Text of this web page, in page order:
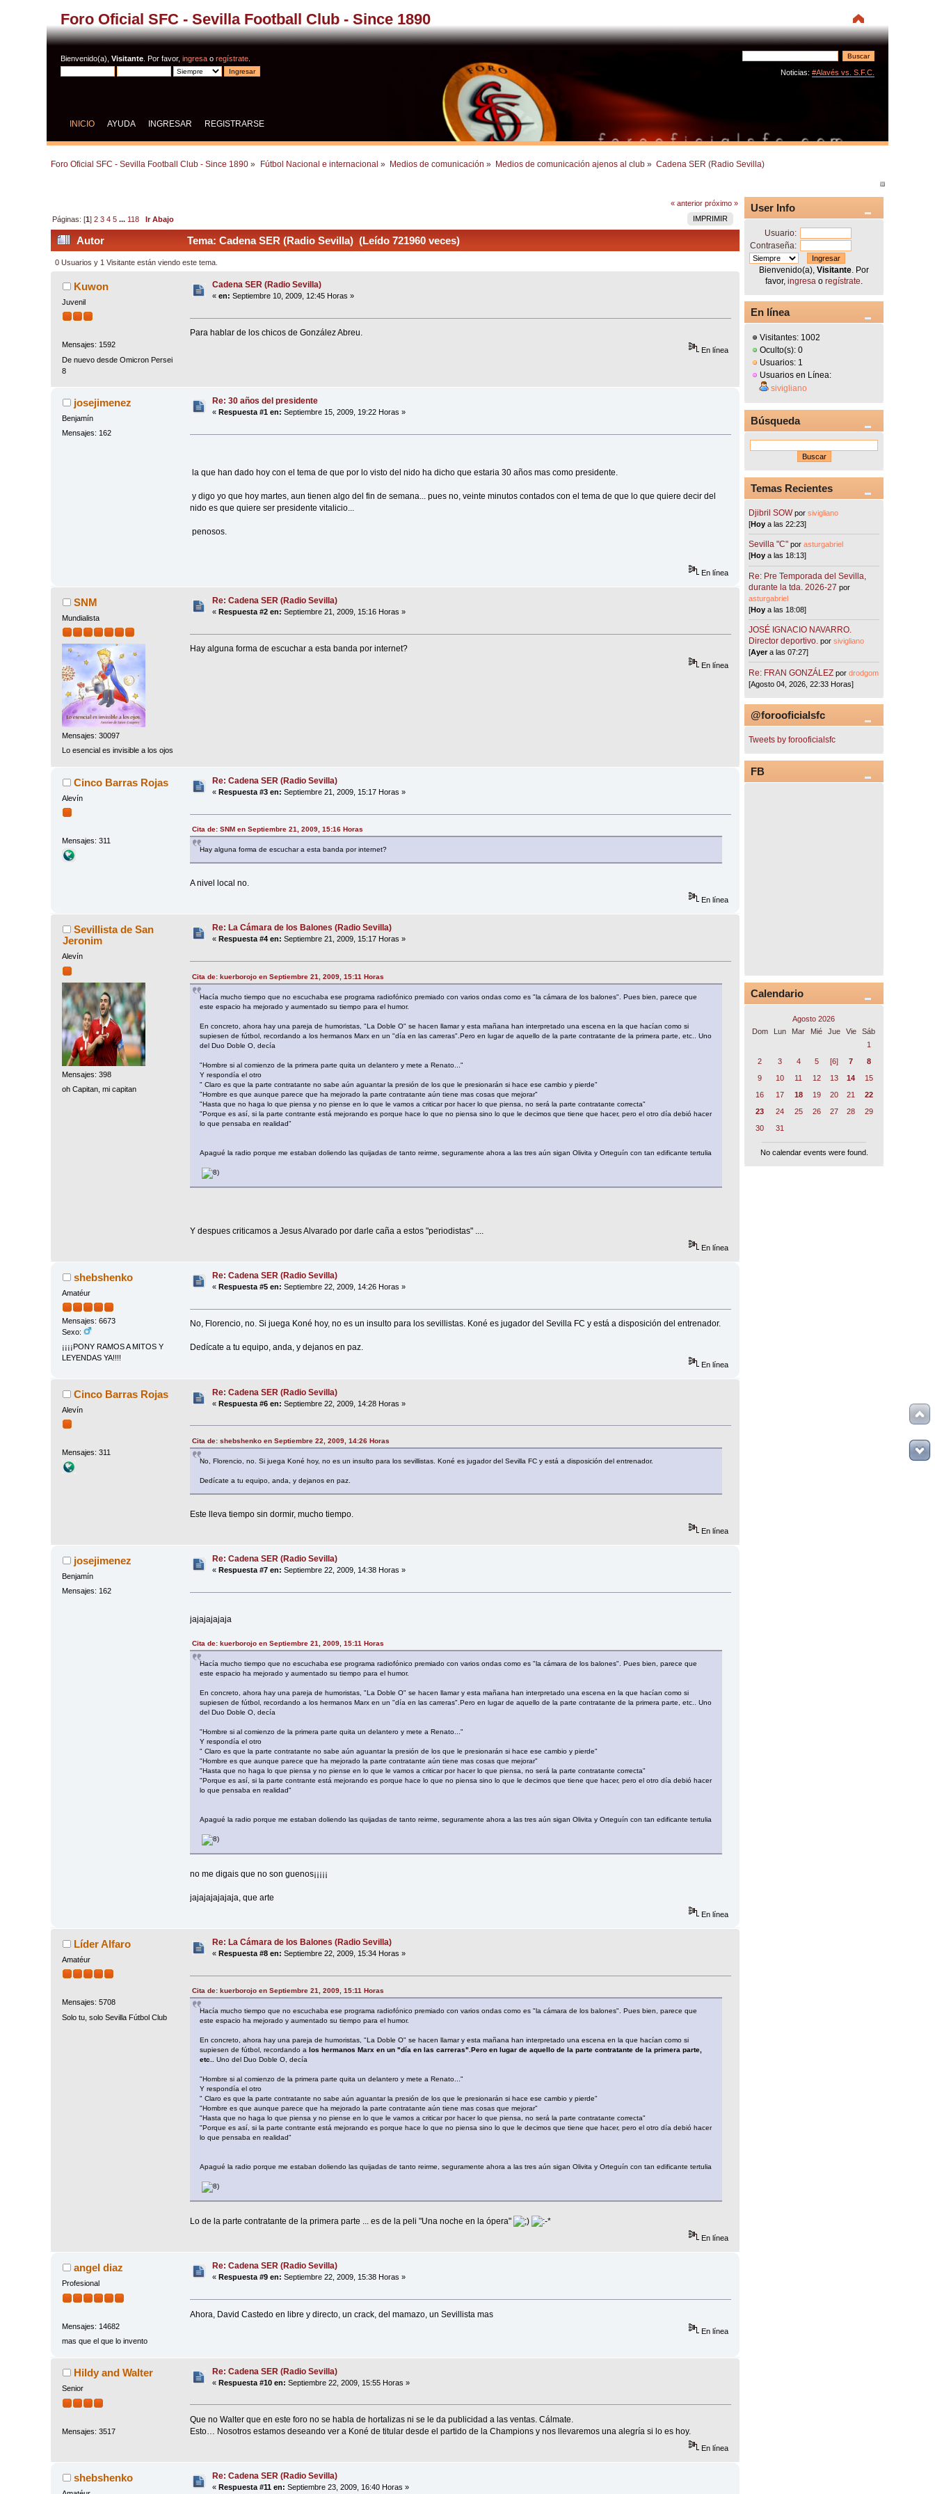
Foro Oficial SFC - Sevilla Football Club - Since 1890
Bienvenido(a),Visitante . Por favor,ingresa oregístrate
Noticias: #Alavés vs. S.F.C.
INICIO AYUDA INGRESAR REGISTRARSE
Foro Oficial SFC - Sevilla Football Club - Since 1890 » Fútbol Nacional e internacional » Medios de comunicación » Medios de comunicación ajenos al club » Cadena SER (Radio Sevilla)
« anterior próximo »
IMPRIMIR
Páginas: [1]2 3 4 5 ... 118 Ir Abajo
Autor Tema: Cadena SER (Radio Sevilla) (Leído 721960 veces)
0 Usuarios y 1 Visitante están viendo este tema.
Kuwon
Juvenil
Mensajes: 1592
De nuevo desde Omicron Persei
8
Cadena SER (Radio Sevilla)
«en: Septiembre 10, 2009, 12:45 Horas »
Para hablar de los chicos de González Abreu.
En línea
josejimenez
Benjamín
Mensajes: 162
Re: 30 años del presidente
«Respuesta #1 en: Septiembre 15, 2009, 19:22 Horas »
la que han dado hoy con el tema de que por lo visto del nido ha dicho que estaria 30 años mas como presidente.
y digo yo que hoy martes, aun tienen algo del fin de semana... pues no, veinte minutos contados con el tema de que lo que quiere decir del
nido es que quiere ser presidente vitalicio...
penosos.
En línea
SNM
Mundialista
Mensajes: 30097
Lo esencial es invisible a los ojos
Re: Cadena SER (Radio Sevilla)
«Respuesta #2 en: Septiembre 21, 2009, 15:16 Horas »
Hay alguna forma de escuchar a esta banda por internet?
En línea
Cinco Barras Rojas
Alevín
Mensajes: 311
Re: Cadena SER (Radio Sevilla)
«Respuesta #3 en: Septiembre 21, 2009, 15:17 Horas »
Cita de: SNM en Septiembre 21, 2009, 15:16 Horas
Hay alguna forma de escuchar a esta banda por internet?
A nivel local no.
En línea
Sevillista de San
Jeronim
Alevín
Mensajes: 398
oh Capitan, mi capitan
Re: La Cámara de los Balones (Radio Sevilla)
« Respuesta #4 en: Septiembre 21, 2009, 15:17 Horas »
Cita de: kuerborojo en Septiembre 21, 2009, 15:11 Horas
Hacía mucho tiempo que no escuchaba ese programa radiofónico premiado con varios ondas como es "la cámara de los balones". Pues bien, parece que
este espacio ha mejorado y aumentado su tiempo para el humor.
En concreto, ahora hay una pareja de humoristas, "La Doble O" se hacen llamar y esta mañana han interpretado una escena en la que hacían como si
supiesen de fútbol, recordando a los hermanos Marx en un "día en las carreras".Pero en lugar de aquello de la parte contratante de la primera parte, etc.. Uno
del Duo Doble O, decía
"Hombre si al comienzo de la primera parte quita un delantero y mete a Renato..."
Y respondía el otro
" Claro es que la parte contratante no sabe aún aguantar la presión de los que le presionarán si hace ese cambio y pierde"
"Hombre es que aunque parece que ha mejorado la parte contratante aún tiene mas cosas que mejorar"
"Hasta que no haga lo que piensa y no piense en lo que le vamos a criticar por hacer lo que piensa, no será la parte contratante correcta"
"Porque es así, si la parte contrante está mejorando es porque hace lo que no piensa sino lo que le decimos que tiene que hacer, pero el otro día debió hacer
lo que pensaba en realidad"
Apagué la radio porque me estaban doliendo las quijadas de tanto reirme, seguramente ahora a las tres aún sigan Olivita y Orteguín con tan edificante tertulia
Y despues criticamos a Jesus Alvarado por darle caña a estos "periodistas" ....
En línea
shebshenko
Amatéur
Mensajes: 6673
Sexo:
¡¡¡¡PONY RAMOS A MITOS Y
LEYENDAS YA!!!!
Re: Cadena SER (Radio Sevilla)
«Respuesta #5 en: Septiembre 22, 2009, 14:26 Horas »
No, Florencio, no. Si juega Koné hoy, no es un insulto para los sevillistas. Koné es jugador del Sevilla FC y está a disposición del entrenador.
Dedícate a tu equipo, anda, y dejanos en paz.
En línea
Cinco Barras Rojas
Alevín
Mensajes: 311
Re: Cadena SER (Radio Sevilla)
«Respuesta #6 en: Septiembre 22, 2009, 14:28 Horas »
Cita de: shebshenko en Septiembre 22, 2009, 14:26 Horas
No, Florencio, no. Si juega Koné hoy, no es un insulto para los sevillistas. Koné es jugador del Sevilla FC y está a disposición del entrenador.
Dedícate a tu equipo, anda, y dejanos en paz.
Este lleva tiempo sin dormir, mucho tiempo.
En línea
josejimenez
Benjamín
Mensajes: 162
Re: Cadena SER (Radio Sevilla)
«Respuesta #7 en: Septiembre 22, 2009, 14:38 Horas »
jajajajajaja
Cita de: kuerborojo en Septiembre 21, 2009, 15:11 Horas
Hacía mucho tiempo que no escuchaba ese programa radiofónico premiado con varios ondas como es "la cámara de los balones". Pues bien, parece que
este espacio ha mejorado y aumentado su tiempo para el humor.
En concreto, ahora hay una pareja de humoristas, "La Doble O" se hacen llamar y esta mañana han interpretado una escena en la que hacían como si
supiesen de fútbol, recordando a los hermanos Marx en un "día en las carreras".Pero en lugar de aquello de la parte contratante de la primera parte, etc.. Uno
del Duo Doble O, decía
"Hombre si al comienzo de la primera parte quita un delantero y mete a Renato..."
Y respondía el otro
" Claro es que la parte contratante no sabe aún aguantar la presión de los que le presionarán si hace ese cambio y pierde"
"Hombre es que aunque parece que ha mejorado la parte contratante aún tiene mas cosas que mejorar"
"Hasta que no haga lo que piensa y no piense en lo que le vamos a criticar por hacer lo que piensa, no será la parte contratante correcta"
"Porque es así, si la parte contrante está mejorando es porque hace lo que no piensa sino lo que le decimos que tiene que hacer, pero el otro día debió hacer
lo que pensaba en realidad"
Apagué la radio porque me estaban doliendo las quijadas de tanto reirme, seguramente ahora a las tres aún sigan Olivita y Orteguín con tan edificante tertulia
no me digais que no son guenos¡¡¡¡¡
jajajajajajaja, que arte
En línea
Líder Alfaro
Amatéur
Mensajes: 5708
Solo tu, solo Sevilla Fútbol Club
Re: La Cámara de los Balones (Radio Sevilla)
«Respuesta #8 en: Septiembre 22, 2009, 15:34 Horas »
Cita de: kuerborojo en Septiembre 21, 2009, 15:11 Horas
Hacía mucho tiempo que no escuchaba ese programa radiofónico premiado con varios ondas como es "la cámara de los balones". Pues bien, parece que
este espacio ha mejorado y aumentado su tiempo para el humor.
En concreto, ahora hay una pareja de humoristas, "La Doble O" se hacen llamar y esta mañana han interpretado una escena en la que hacían como si
supiesen de fútbol, recordando a los hermanos Marx en un "día en las carreras".Pero en lugar de aquello de la parte contratante de la primera parte,
etc.. Uno del Duo Doble O, decía
"Hombre si al comienzo de la primera parte quita un delantero y mete a Renato..."
Y respondía el otro
" Claro es que la parte contratante no sabe aún aguantar la presión de los que le presionarán si hace ese cambio y pierde"
"Hombre es que aunque parece que ha mejorado la parte contratante aún tiene mas cosas que mejorar"
"Hasta que no haga lo que piensa y no piense en lo que le vamos a criticar por hacer lo que piensa, no será la parte contratante correcta"
"Porque es así, si la parte contrante está mejorando es porque hace lo que no piensa sino lo que le decimos que tiene que hacer, pero el otro día debió hacer
lo que pensaba en realidad"
Apagué la radio porque me estaban doliendo las quijadas de tanto reirme, seguramente ahora a las tres aún sigan Olivita y Orteguín con tan edificante tertulia
Lo de la parte contratante de la primera parte ... es de la peli "Una noche en la ópera"
En línea
angel diaz
Profesional
Mensajes: 14682
mas que el que lo invento
Re: Cadena SER (Radio Sevilla)
« Respuesta #9 en: Septiembre 22, 2009, 15:38 Horas »
Ahora, David Castedo en libre y directo, un crack, del mamazo, un Sevillista mas
En línea
Hildy and Walter
Senior
Mensajes: 3517
Re: Cadena SER (Radio Sevilla)
«Respuesta #10 en: Septiembre 22, 2009, 15:55 Horas »
Que no Walter que en este foro no se habla de hortalizas ni se le da publicidad a las ventas. Cálmate.
Esto… Nosotros estamos deseando ver a Koné de titular desde el partido de la Champions y nos llevaremos una alegría si lo es hoy.
En línea
shebshenko Re: Cadena SER (Radio Sevilla)
«Respuesta #11 en: Septiembre 23, 2009, 16:40 Horas »
User Info
Usuario:
Contraseña:
Bienvenido(a),Visitante . Por
favor,ingresa oregístrate
En línea
Visitantes: 1002
Oculto(s): 0
Usuarios: 1
Usuarios en Línea:
sivigliano
Búsqueda
Temas Recientes
Djibril SOW porsivigliano
[Hoy a las 22:23]
Sevilla "C"porasturgabriel
[Hoy a las 18:13]
Re: Pre Temporada del Sevilla,
durante la tda. 2026-27 por
asturgabriel
[Hoy a las 18:08]
JOSÉ IGNACIO NAVARRO.
Director deportivo. porsivigliano
[Ayera las 07:27]
Re: FRAN GONZÁLEZ pordrodgom
[Agosto 04, 2026, 22:33 Horas]
@forooficialsfc
Tweets by forooficialsfc
FB
Calendario
Agosto 2026
Dom
Lun Mar Mié Jue Vie
Sáb
1
2
3 4 5 [6] 7
8
9
10 11 12 13 14
15
16
17 18 19 20 21
22
23
24 25 26 27 28
29
30
31
No calendar events were found.